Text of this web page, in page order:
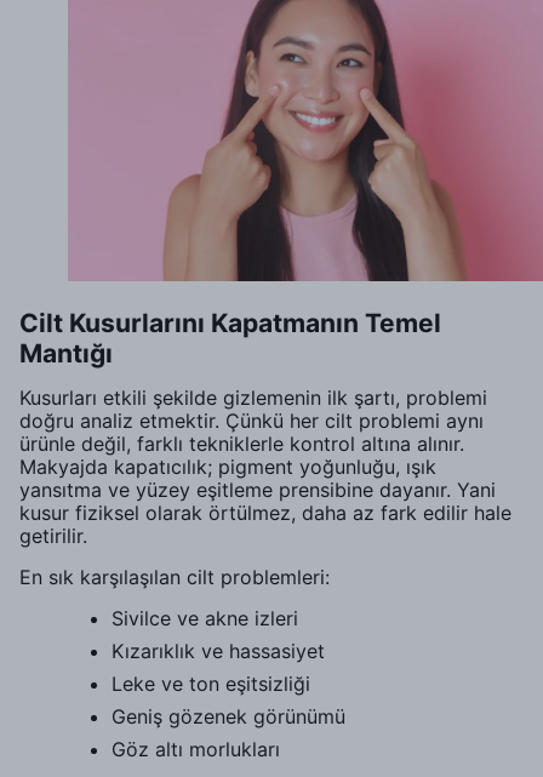
Cilt Kusurlarını Kapatmanın Temel
Mantığı
Kusurları etkili şekilde gizlemenin ilk şartı, problemi
doğru analiz etmektir. Çünkü her cilt problemi aynı
ürünle değil, farklı tekniklerle kontrol altına alınır.
Makyajda kapatıcılık; pigment yoğunluğu, ışık
yansıtma ve yüzey eşitleme prensibine dayanır. Yani
kusur fiziksel olarak örtülmez, daha az fark edilir hale
getirilir.
En sık karşılaşılan cilt problemleri:
Sivilce ve akne izleri
Kızarıklık ve hassasiyet
Leke ve ton eşitsizliği
Geniş gözenek görünümü
Göz altı morlukları